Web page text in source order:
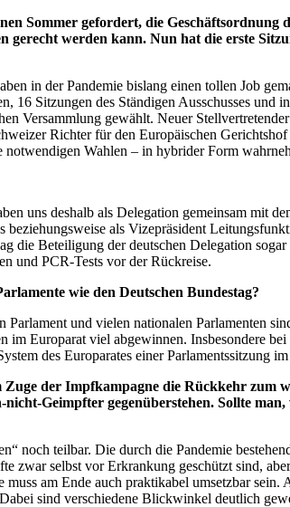
Sommer gefordert, die Geschäftsordnung
werden kann. Nun hat die erste
in der Pandemie bislang einen tollen Job
16 Sitzungen des Ständigen Ausschusses und
Versammlung gewählt. Neuer
Richter für den Europäischen
notwendigen Wahlen – in hybrider Form
uns deshalb als Delegation gemeinsam mit
als Vizepräsident
die Beteiligung der deutschen Delegation
und PCR-Tests vor der Rückreise.
wie den Deutschen Bundestag?
und vielen nationalen Parlamenten
Europarat viel abgewinnen. Insbesondere
des Europarates einer Parlamentssitzung
der Impfkampagne die Rückkehr zum
Geimpfter gegenüberstehen. Sollte
noch teilbar. Die durch die Pandemie
zwar selbst vor Erkrankung geschützt sind,
am Ende auch praktikabel umsetzbar
sind verschiedene Blickwinkel deutlich